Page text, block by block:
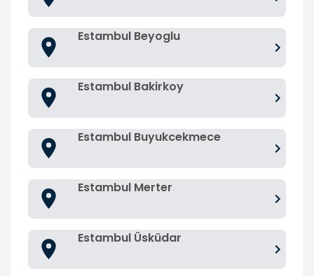
Estambul Beyoglu
Estambul Bakirkoy
Estambul Buyukcekmece
Estambul Merter
Estambul Üsküdar